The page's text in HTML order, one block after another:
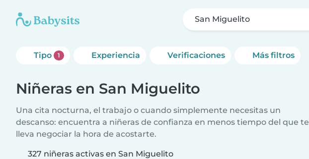
San Miguelito
Tipo 1 Experiencia Verificaciones Más filtros
Niñeras en San Miguelito
Una cita nocturna, el trabajo o cuando simplemente necesitas un
descanso: encuentra a niñeras de confianza en menos tiempo del que te
lleva negociar la hora de acostarte.
327 niñeras activas en San Miguelito